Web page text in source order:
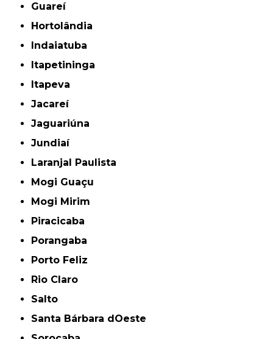
Guareí
Hortolândia
Indaiatuba
Itapetininga
Itapeva
Jacareí
Jaguariúna
Jundiaí
Laranjal Paulista
Mogi Guaçu
Mogi Mirim
Piracicaba
Porangaba
Porto Feliz
Rio Claro
Salto
Santa Bárbara dOeste